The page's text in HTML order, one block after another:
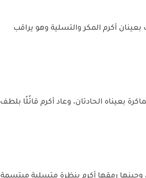
أكرم المكر والتسلية وهو يراقب
بعيناه الحادتان، وعاد أكرم قائًلًا بلطف